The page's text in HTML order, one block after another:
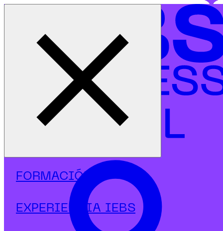
FORMACIÓN
EXPERIENCIA IEBS
Inicio
Programas
SEO/SEM
Máster en SEO y SEM